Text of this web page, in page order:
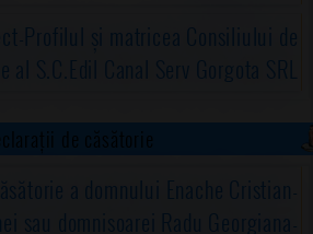
Profilul și matricea Consiliului de
al S.C.Edil Canal Serv Gorgota SRL
de căsătorie
a domnului Enache Cristian-
sau domnișoarei Radu Georgiana-